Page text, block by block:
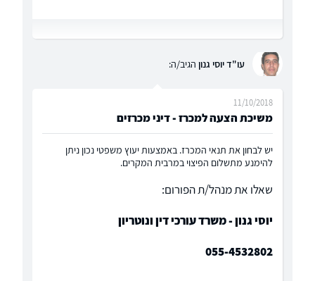
עו"ד יוסי גנון הגיב/ה:
משיכת הצעה למכרז - דיני מכרזים
11/10/2018
יש לבחון את תנאי המכרז. באמצעות יעוץ משפטי נכון ניתן
להימנע מתשלום הפיצוי במרבית המקרים.
שאלו את מנהל/ת הפורום:
יוסי גנון - משרד עורכי דין ונוטריון
055-4532802